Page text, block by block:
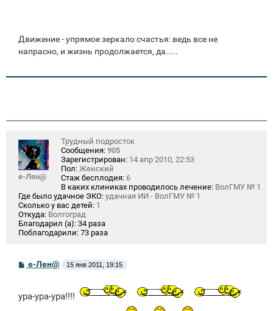
Движение - упрямое зеркало счастья: ведь все не
напрасно, и жизнь продолжается, да.....
е-Лен@
Трудный подросток
Сообщения: 905
Зарегистрирован: 14 апр 2010, 22:53
Пол: Женский
Стаж бесплодия: 6
В каких клиниках проводилось лечение: ВолГМУ № 1
Где было удачное ЭКО: удачная ИИ - ВолГМУ № 1
Сколько у вас детей: 1
Откуда: Волгоград
Благодарил (а): 34 раза
Поблагодарили: 73 раза
С
о
щ
е-Лен@ 15 янв 2011, 19:15
ура-ура-ура!!!!